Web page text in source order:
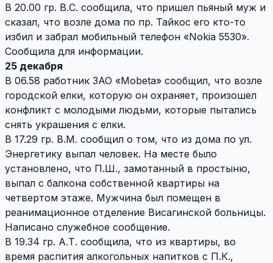
В 20.00 гр. В.С. сообщила, что пришел пьяный муж и
сказал, что возле дома по пр. Тайкос его кто-то
избил и забрал мобильный телефон «Nokia 5530».
Сообщила для информации.
25 декабря
В 06.58 работник ЗАО «Mobeta» сообщил, что возле
городской елки, которую он охраняет, произошел
конфликт с молодыми людьми, которые пытались
снять украшения с елки.
В 17.29 гр. В.М. сообщил о том, что из дома по ул.
Энергетику выпал человек. На месте было
установлено, что П.Ш., замотанный в простыню,
выпал с балкона собственной квартиры на
четвертом этаже. Мужчина был помещен в
реанимационное отделение Висагинской больницы.
Написано служебное сообщение.
В 19.34 гр. А.Т. сообщила, что из квартиры, во
время распития алкогольных напитков с П.К.,